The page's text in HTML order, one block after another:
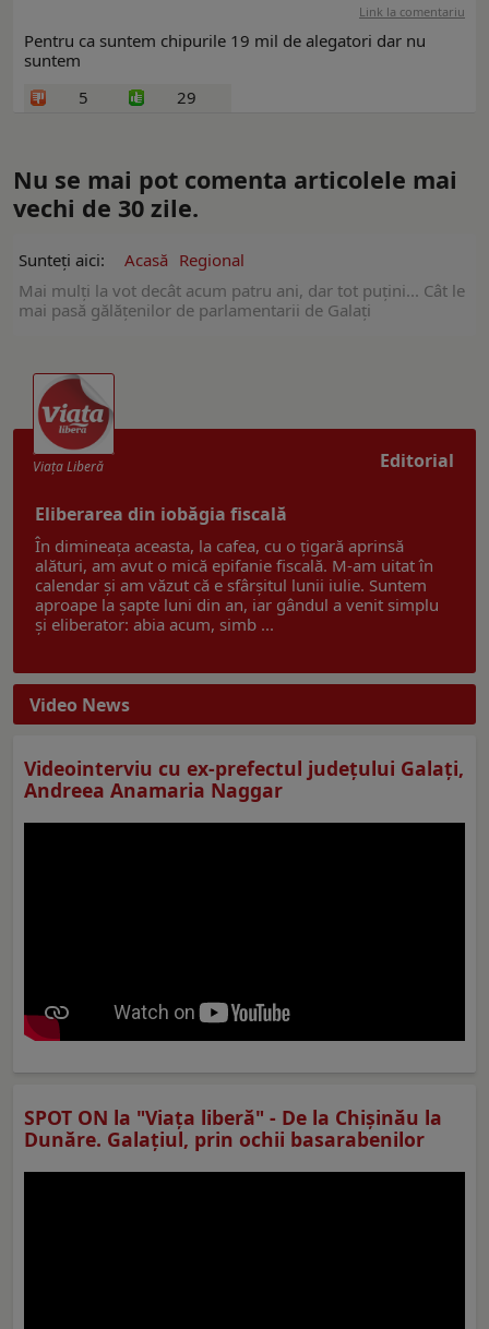
Link la comentariu
Pentru ca suntem chipurile 19 mil de alegatori dar nu
suntem
5
29
Nu se mai pot comenta articolele mai
vechi de 30 zile.
Sunteți aici: Acasă Regional
Mai mulți la vot decât acum patru ani, dar tot puțini... Cât le
mai pasă gălățenilor de parlamentarii de Galați
Editorial
Viaţa Liberă
Eliberarea din iobăgia fiscală
În dimineața aceasta, la cafea, cu o țigară aprinsă
alături, am avut o mică epifanie fiscală. M-am uitat în
calendar și am văzut că e sfârșitul lunii iulie. Suntem
aproape la șapte luni din an, iar gândul a venit simplu
și eliberator: abia acum, simb ...
Video News
Videointerviu cu ex-prefectul judeţului Galaţi,
Andreea Anamaria Naggar
SPOT ON la "Viaţa liberă" - De la Chișinău la
Dunăre. Galațiul, prin ochii basarabenilor